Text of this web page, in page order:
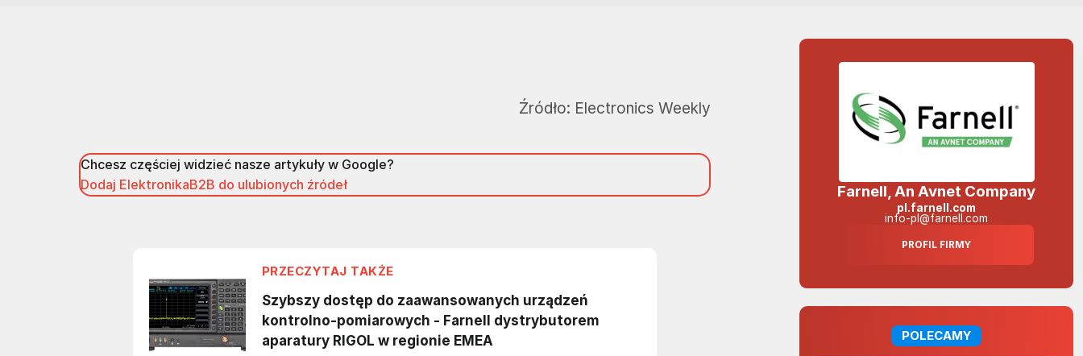
Źródło: Electronics Weekly
Chcesz częściej widzieć nasze artykuły w Google?
Dodaj ElektronikaB2B do ulubionych źródeł
Farnell, An Avnet Company
pl.farnell.com
info-pl@farnell.com
PROFIL FIRMY
POLECAMY